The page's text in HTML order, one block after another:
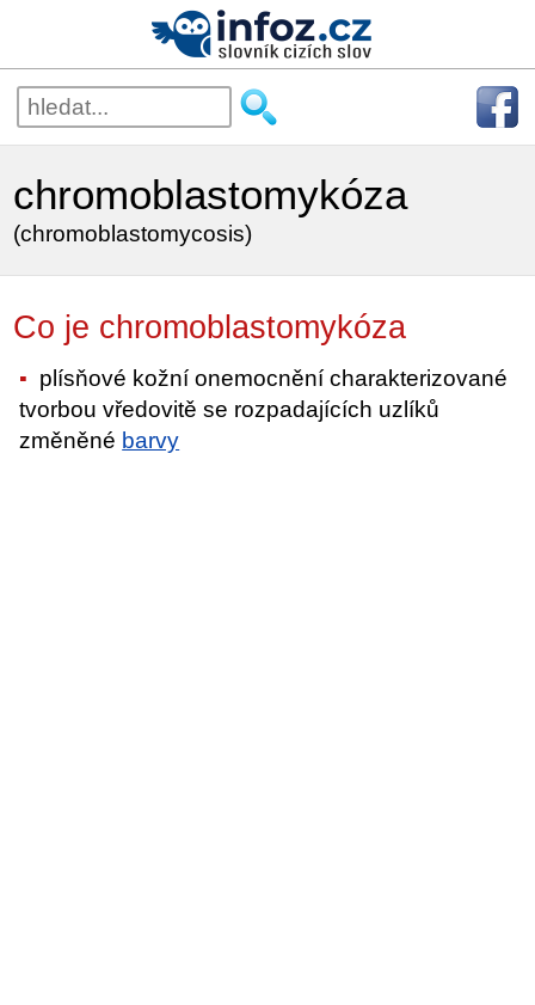
chromoblastomykóza
(chromoblastomycosis)
Co je chromoblastomykóza
plísňové kožní onemocnění charakterizované
tvorbou vředovitě se rozpadajících uzlíků
změněné barvy